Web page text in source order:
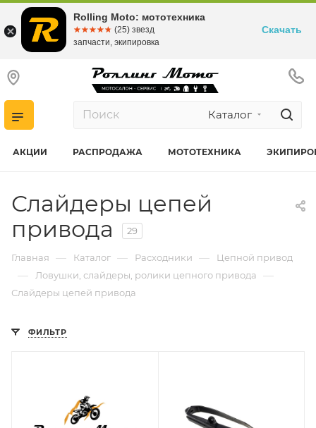
Каталог
АКЦИИ РАСПРОДАЖА МОТОТЕХНИКА
Слайдеры цепей
привода
29
Главная — Каталог — Расходники — Цепной привод
— Ловушки, слайдеры, ролики цепного привода —
Слайдеры цепей привода
ФИЛЬТР
Rolling Moto: мототехника
☆☆☆☆☆
★★★★★ (25) звезд
запчасти, экипировка
Скачать